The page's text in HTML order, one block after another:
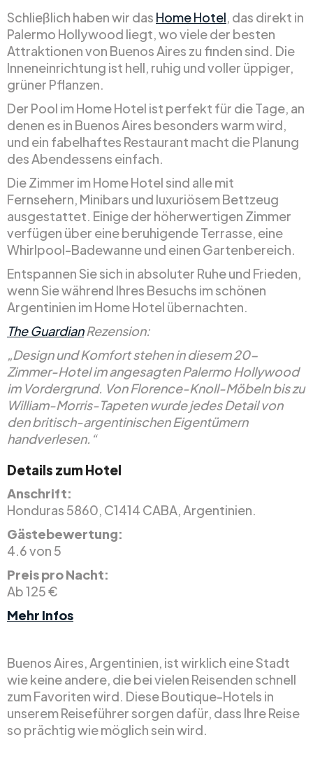
Schließlich haben wir das Home Hotel, das direkt in
Palermo Hollywood liegt, wo viele der besten
Attraktionen von Buenos Aires zu finden sind. Die
Inneneinrichtung ist hell, ruhig und voller üppiger,
grüner Pflanzen.
Der Pool im Home Hotel ist perfekt für die Tage, an
denen es in Buenos Aires besonders warm wird,
und ein fabelhaftes Restaurant macht die Planung
des Abendessens einfach.
Die Zimmer im Home Hotel sind alle mit
Fernsehern, Minibars und luxuriösem Bettzeug
ausgestattet. Einige der höherwertigen Zimmer
verfügen über eine beruhigende Terrasse, eine
Whirlpool-Badewanne und einen Gartenbereich.
Entspannen Sie sich in absoluter Ruhe und Frieden,
wenn Sie während Ihres Besuchs im schönen
Argentinien im Home Hotel übernachten.
The GuardianRezension:
„Design und Komfort stehen in diesem 20-
Zimmer-Hotel im angesagten Palermo Hollywood
im Vordergrund. Von Florence-Knoll-Möbeln bis zu
William-Morris-Tapeten wurde jedes Detail von
den britisch-argentinischen Eigentümern
handverlesen.“
Details zum Hotel
Anschrift:
Honduras 5860, C1414 CABA, Argentinien.
Gästebewertung:
4.6 von 5
Preis pro Nacht:
Ab 125 €
Mehr Infos
Buenos Aires, Argentinien, ist wirklich eine Stadt
wie keine andere, die bei vielen Reisenden schnell
zum Favoriten wird. Diese Boutique-Hotels in
unserem Reiseführer sorgen dafür, dass Ihre Reise
so prächtig wie möglich sein wird.